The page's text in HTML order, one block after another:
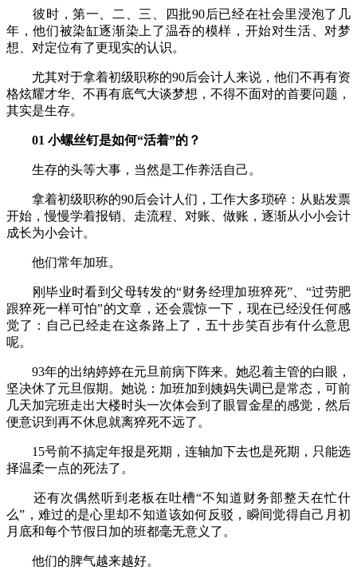
彼时，第一、二、三、四批90后已经在社会里浸泡了几
年，他们被染缸逐渐染上了温吞的模样，开始对生活、对梦
想、对定位有了更现实的认识。
尤其对于拿着初级职称的90后会计人来说，他们不再有资
格炫耀才华、不再有底气大谈梦想，不得不面对的首要问题，
其实是生存。
01 小螺丝钉是如何“活着”的？
生存的头等大事，当然是工作养活自己。
拿着初级职称的90后会计人们，工作大多琐碎：从贴发票
开始，慢慢学着报销、走流程、对账、做账，逐渐从小小会计
成长为小会计。
他们常年加班。
刚毕业时看到父母转发的“财务经理加班猝死”、“过劳肥
跟猝死一样可怕”的文章，还会震惊一下，现在已经没任何感
觉了：自己已经走在这条路上了，五十步笑百步有什么意思
呢。
93年的出纳婷婷在元旦前病下阵来。她忍着主管的白眼，
坚决休了元旦假期。她说：加班加到姨妈失调已是常态，可前
几天加完班走出大楼时头一次体会到了眼冒金星的感觉，然后
便意识到再不休息就离猝死不远了。
15号前不搞定年报是死期，连轴加下去也是死期，只能选
择温柔一点的死法了。
还有次偶然听到老板在吐槽“不知道财务部整天在忙什
么”，难过的是心里却不知道该如何反驳，瞬间觉得自己月初
月底和每个节假日加的班都毫无意义了。
他们的脾气越来越好。